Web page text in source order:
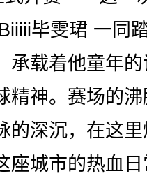
毕雯珺 一同
承载着他童年
精神。赛场的
的深沉，在这
座城市的热血